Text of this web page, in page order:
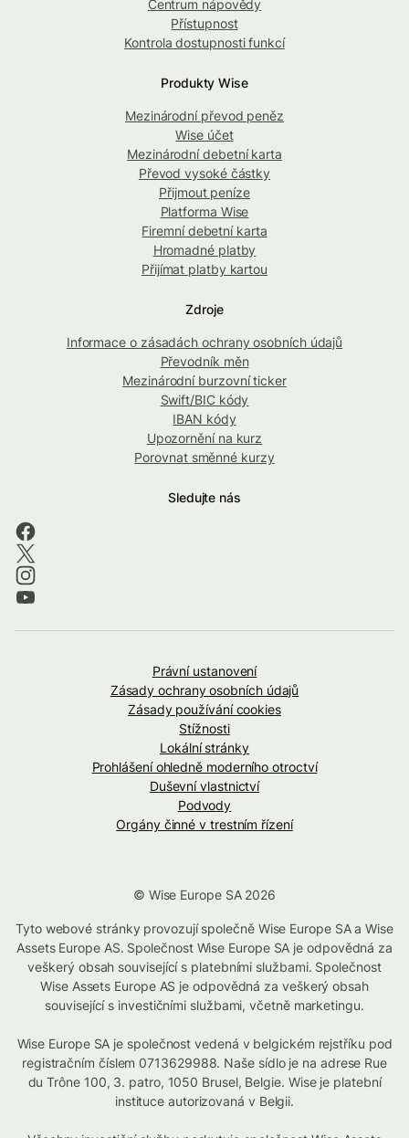
Centrum nápovědy
Přístupnost
Kontrola dostupnosti funkcí
Produkty Wise
Mezinárodní převod peněz
Wise účet
Mezinárodní debetní karta
Převod vysoké částky
Přijmout peníze
Platforma Wise
Firemní debetní karta
Hromadné platby
Přijímat platby kartou
Zdroje
Informace o zásadách ochrany osobních údajů
Převodník měn
Mezinárodní burzovní ticker
Swift/BIC kódy
IBAN kódy
Upozornění na kurz
Porovnat směnné kurzy
Sledujte nás
Právní ustanovení
Zásady ochrany osobních údajů
Zásady používání cookies
Stížnosti
Lokální stránky
Prohlášení ohledně moderního otroctví
Duševní vlastnictví
Podvody
Orgány činné v trestním řízení
© Wise Europe SA 2026
Tyto webové stránky provozují společně Wise Europe SA a Wise
Assets Europe AS. Společnost Wise Europe SA je odpovědná za
veškerý obsah související s platebními službami. Společnost
Wise Assets Europe AS je odpovědná za veškerý obsah
související s investičními službami, včetně marketingu.
Wise Europe SA je společnost vedená v belgickém rejstříku pod
registračním číslem 0713629988. Naše sídlo je na adrese Rue
du Trône 100, 3. patro, 1050 Brusel, Belgie. Wise je platební
instituce autorizovaná v Belgii.